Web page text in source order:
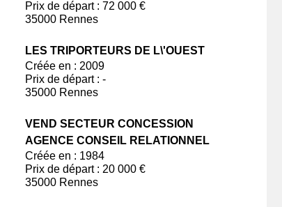
Prix de départ : 72 000 €
35000 Rennes
LES TRIPORTEURS DE L\'OUEST
Créée en : 2009
Prix de départ : -
35000 Rennes
VEND SECTEUR CONCESSION
AGENCE CONSEIL RELATIONNEL
Créée en : 1984
Prix de départ : 20 000 €
35000 Rennes